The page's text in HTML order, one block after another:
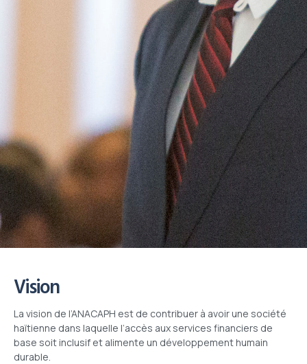
Vision
La vision de l’ANACAPH est de contribuer à avoir une société
haïtienne dans laquelle l’accès aux services financiers de
base soit inclusif et alimente un développement humain
durable.